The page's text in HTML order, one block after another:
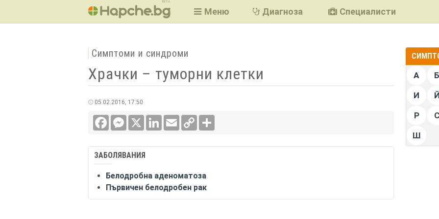
BETA
Меню Диагноза Специалисти
Симптоми и синдроми
Храчки – туморни клетки
05.02.2016, 17:50
FacebookMessenger LinkedInEmail
Copy
Link
ЗАБОЛЯВАНИЯ
Белодробна аденоматоза
Първичен белодробен рак
А
И
Р
Ш